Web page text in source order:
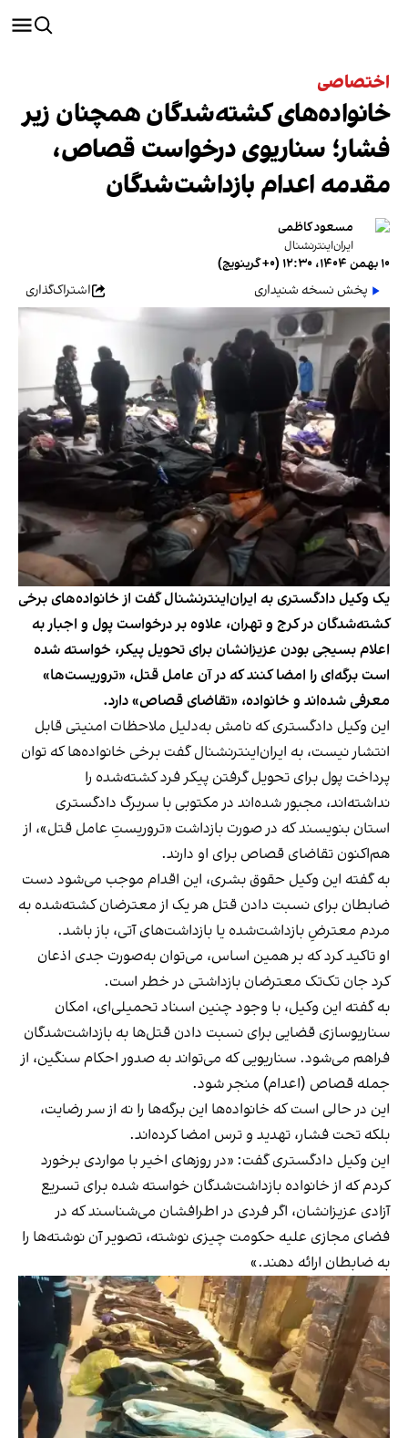
اختصاصی
خانواده‌های کشته‌شدگان همچنان زیر
فشار؛ سناریوی درخواست قصاص،
مقدمه اعدام بازداشت‌شدگان
مسعود کاظمی
ایران‌اینترنشنال
۱۰ بهمن ۱۴۰۴، ۱۲:۳۰ (‎+۰ گرینویچ)
پخش نسخه شنیداری
اشتراک‌گذاری
یک وکیل دادگستری به ایران‌اینترنشنال گفت از خانواده‌های برخی
کشته‌شدگان در کرج و تهران، علاوه بر درخواست پول و اجبار به
اعلام بسیجی بودن عزیزانشان برای تحویل پیکر، خواسته شده
است برگه‌ای را امضا کنند که در آن عامل قتل، «تروریست‌ها»
معرفی شده‌اند و خانواده، «تقاضای قصاص» دارد.
این وکیل دادگستری که نامش به‌دلیل ملاحظات امنیتی قابل
انتشار نیست، به ایران‌اینترنشنال گفت برخی خانواده‌ها که توان
پرداخت پول برای تحویل گرفتن پیکر فرد کشته‌شده را
نداشته‌اند، مجبور شده‌اند در مکتوبی با سربرگ دادگستری
استان بنویسند که در صورت بازداشت «تروریستِ عامل قتل»، از
هم‌اکنون تقاضای قصاص برای او دارند.
به گفته این وکیل حقوق بشری، این اقدام موجب می‌شود دست
ضابطان برای نسبت دادن قتل هر یک از معترضان کشته‌شده به
مردم معترضِ بازداشت‌شده یا بازداشت‌های آتی، باز باشد.
او تاکید کرد که بر همین اساس، می‌توان به‌صورت جدی اذعان
کرد جان تک‌تک معترضان بازداشتی در خطر است.
به گفته این وکیل، با وجود چنین اسناد تحمیلی‌ای، امکان
سناریوسازی قضایی برای نسبت دادن قتل‌ها به بازداشت‌شدگان
فراهم می‌شود. سناریویی که می‌تواند به صدور احکام سنگین، از
جمله قصاص (اعدام) منجر شود.
این در حالی است که خانواده‌ها این برگه‌ها را نه از سر رضایت،
بلکه تحت فشار، تهدید و ترس امضا کرده‌اند.
این وکیل دادگستری گفت: «در روزهای اخیر با مواردی برخورد
کردم که از خانواده بازداشت‌شدگان خواسته شده برای تسریع
آزادی عزیزانشان، اگر فردی در اطرافشان می‌شناسند که در
فضای مجازی علیه حکومت چیزی نوشته، تصویر آن نوشته‌ها را
به ضابطان ارائه دهند.»